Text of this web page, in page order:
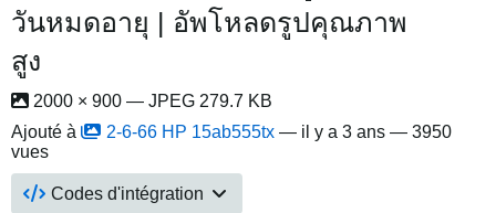
วันหมดอายุ | อัพโหลดรูปคุณภาพ
สูง
2000 × 900 — JPEG 279.7 KB
Ajouté à
2-6-66 HP 15ab555tx — il y a 3 ans — 3950
vues
Codes d'intégration